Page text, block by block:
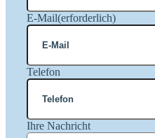
E-Mail(erforderlich)
Telefon
Ihre Nachricht